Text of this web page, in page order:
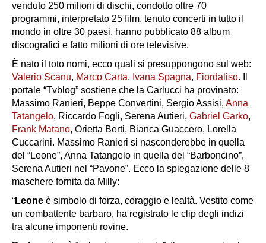
venduto 250 milioni di dischi, condotto oltre 70
programmi, interpretato 25 film, tenuto concerti in tutto il
mondo in oltre 30 paesi, hanno pubblicato 88 album
discografici e fatto milioni di ore televisive.
È nato il toto nomi, ecco quali si presuppongono sul web:
Valerio Scanu, Marco Carta, Ivana Spagna, Fiordaliso. Il
portale “Tvblog” sostiene che la Carlucci ha provinato:
Massimo Ranieri, Beppe Convertini, Sergio Assisi, Anna
Tatangelo, Riccardo Fogli, Serena Autieri, Gabriel Garko,
Frank Matano, Orietta Berti, Bianca Guaccero, Lorella
Cuccarini. Massimo Ranieri si nasconderebbe in quella
del “Leone”, Anna Tatangelo in quella del “Barboncino”,
Serena Autieri nel “Pavone”. Ecco la spiegazione delle 8
maschere fornita da Milly:
“Leone è simbolo di forza, coraggio e lealtà. Vestito come
un combattente barbaro, ha registrato le clip degli indizi
tra alcune imponenti rovine.